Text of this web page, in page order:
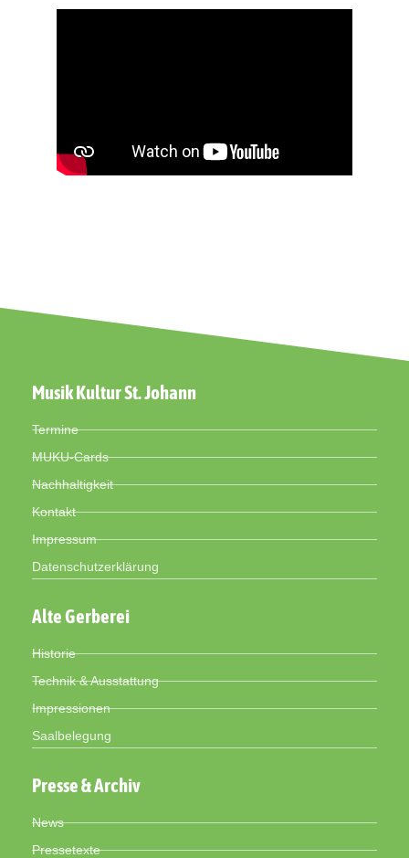
Musik Kultur St. Johann
Termine
MUKU-Cards
Nachhaltigkeit
Kontakt
Impressum
Datenschutzerklärung
Alte Gerberei
Historie
Technik & Ausstattung
Impressionen
Saalbelegung
Presse & Archiv
News
Pressetexte